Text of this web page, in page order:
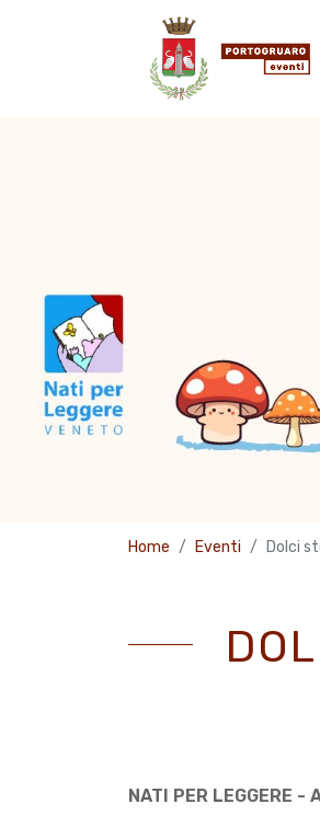
Home Eventi Dolci
NATI PER LEGGERE -